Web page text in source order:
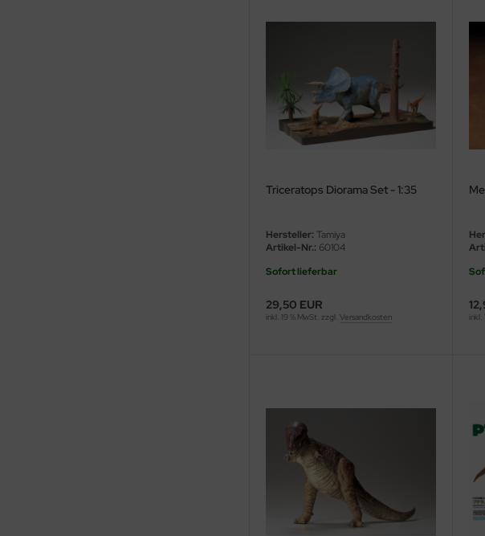
Triceratops Diorama Set - 1:35
Hersteller: Tamiya
Artikel-Nr.: 60104
Sofort lieferbar
29,50 EUR
inkl. 19 % MwSt. zzgl. Versandkosten